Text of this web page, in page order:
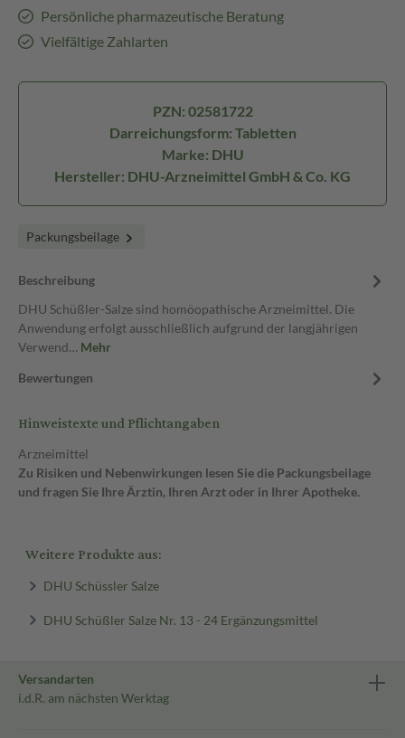
Persönliche pharmazeutische Beratung
Vielfältige Zahlarten
PZN: 02581722
Darreichungsform: Tabletten
Marke: DHU
Hersteller: DHU-Arzneimittel GmbH & Co. KG
Packungsbeilage
Beschreibung
DHU Schüßler-Salze sind homöopathische Arzneimittel. Die
Anwendung erfolgt ausschließlich aufgrund der langjährigen
Verwend… Mehr
Bewertungen
Hinweistexte und Pflichtangaben
Arzneimittel
Zu Risiken und Nebenwirkungen lesen Sie die Packungsbeilage
und fragen Sie Ihre Ärztin, Ihren Arzt oder in Ihrer Apotheke.
Weitere Produkte aus:
DHU Schüssler Salze
DHU Schüßler Salze Nr. 13 - 24 Ergänzungsmittel
Versandarten
i.d.R. am nächsten Werktag